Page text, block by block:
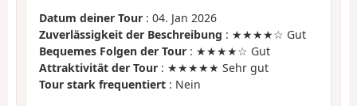
Datum deiner Tour : 04. Jan 2026
Zuverlässigkeit der Beschreibung : ★★★★☆ Gut
Bequemes Folgen der Tour : ★★★★☆ Gut
Attraktivität der Tour : ★★★★★ Sehr gut
Tour stark frequentiert : Nein